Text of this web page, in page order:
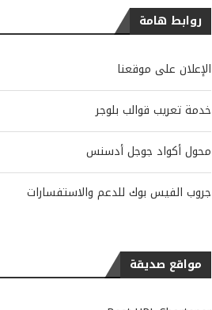
روابط هامة
الإعلان على موقعنا
خدمة تعريب قوالب بلوجر
محول أكواد جوجل أدسنس
جروب الفيس بوك للدعم والاستفسارات
مواقع صديقة